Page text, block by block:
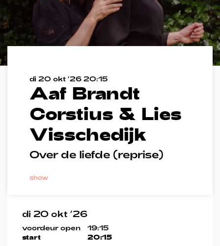
Aaf Brandt
Corstius & Lies
Visschedijk
Over de liefde (reprise)
di 20 okt ’26 20:15
show
di 20 okt ’26
voordeur open
19:15
start
20:15